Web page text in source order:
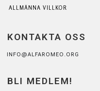
ALLMÄNNA VILLKOR
KONTAKTA OSS
INFO@ALFAROMEO.ORG
BLI MEDLEM!